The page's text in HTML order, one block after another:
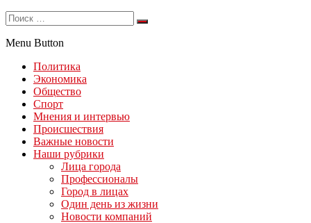
Menu Button
Политика
Экономика
Общество
Спорт
Мнения и интервью
Происшествия
Важные новости
Наши рубрики
Лица города
Профессионалы
Город в лицах
Один день из жизни
Новости компаний